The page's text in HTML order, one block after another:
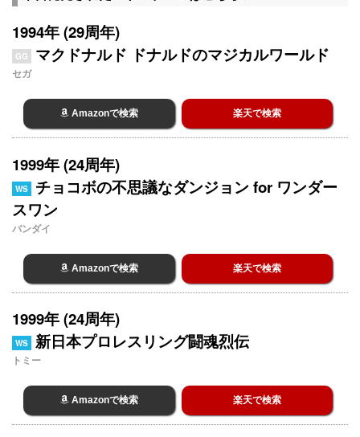
1994年 (29周年)
GG マクドナルド ドナルドのマジカルワールド
セガ
Amazonで検索 楽天で検索
1999年 (24周年)
WS
チョコボの不思議なダンジョン for ワンダー
スワン
バンダイ
Amazonで検索 楽天で検索
1999年 (24周年)
WS 新日本プロレスリング闘魂烈伝
トミー
Amazonで検索 楽天で検索